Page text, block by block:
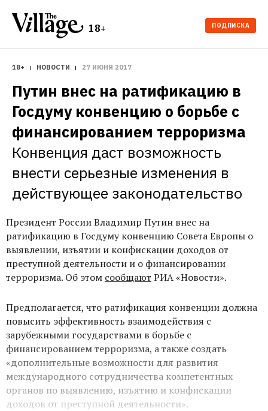
18+ ПОДПИСКА
18+ НОВОСТИ 27 ИЮНЯ 2017
Путин внес на ратификацию в
Госдуму конвенцию о борьбе с
финансированием терроризма
Конвенция даст возможность
внести серьезные изменения в
действующее законодательство
Президент России Владимир Путин внес на
ратификацию в Госдуму конвенцию Совета Европы о
выявлении, изъятии и конфискации доходов от
преступной деятельности и о финансировании
терроризма. Об этом сообщают РИА «Новости».
Предполагается, что ратификация конвенции должна
повысить эффективность взаимодействия с
зарубежными государствами в борьбе с
финансированием терроризма, а также создать
«дополнительные возможности для развития
международного сотрудничества компетентных
органов по выявлению, изъятию и конфискации
доходов от преступной деятельности».